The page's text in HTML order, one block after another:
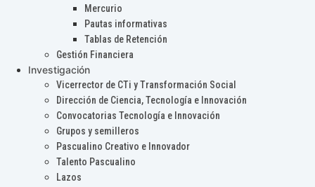
Mercurio
Pautas informativas
Tablas de Retención
Gestión Financiera
Investigación
Vicerrector de CTi y Transformación Social
Dirección de Ciencia, Tecnología e Innovación
Convocatorias Tecnología e Innovación
Grupos y semilleros
Pascualino Creativo e Innovador
Talento Pascualino
Lazos